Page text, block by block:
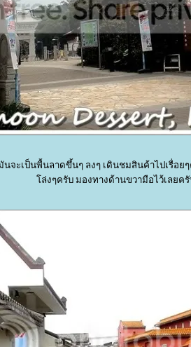
นจะเป็นพื้นลาดขึ้นๆ ลงๆ เดินชมสินค้าไปเรื่อ
ล่งๆครับ มองทางด้านขวามือไว้เลยครั